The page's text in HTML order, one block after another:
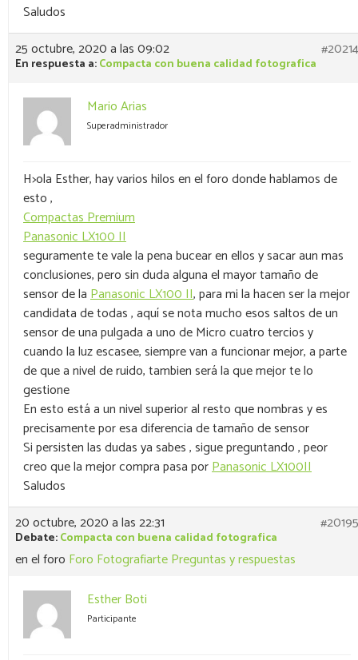
Saludos
25 octubre, 2020 a las 09:02
#20214
En respuesta a:Compacta con buena calidad fotografica
Mario Arias
Superadministrador
H>ola Esther, hay varios hilos en el foro donde hablamos de
esto ,
Compactas Premium
Panasonic LX100 II
seguramente te vale la pena bucear en ellos y sacar aun mas
conclusiones, pero sin duda alguna el mayor tamaño de
sensor de laPanasonic LX100 II, para mi la hacen ser la mejor
candidata de todas , aquí se nota mucho esos saltos de un
sensor de una pulgada a uno de Micro cuatro tercios y
cuando la luz escasee, siempre van a funcionar mejor, a parte
de que a nivel de ruido, tambien será la que mejor te lo
gestione
En esto está a un nivel superior al resto que nombras y es
precisamente por esa diferencia de tamaño de sensor
Si persisten las dudas ya sabes , sigue preguntando , peor
creo que la mejor compra pasa porPanasonic LX100II
Saludos
20 octubre, 2020 a las 22:31
#20195
Debate:Compacta con buena calidad fotografica
en el foro Foro Fotografiarte Preguntas y respuestas
Esther Boti
Participante